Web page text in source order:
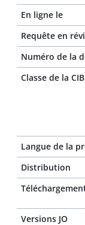
En ligne le
Requête en
Numéro de la
Classe de la CIB
Langue de la
Distribution
Versions JO